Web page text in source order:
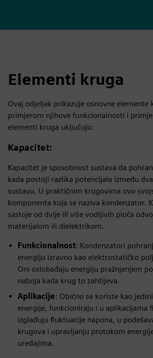
Elementi kruga
Ovaj odjeljak prikazuje osnovne elemente
primjerom njihove funkcionalnosti i
elementi kruga uključuju:
Kapacitet:
Kapacitet je sposobnost sustava da
kada postoji razlika potencijala između
sustavu. U praktičnim krugovima ovo
komponenta koja se naziva kondenzator.
sastoje od dvije ili više vodljivih ploča
materijalom ili dielektrikom.
Funkcionalnost: Kondenzatori
energiju izravno kao elektrostatičko
Oni oslobađaju energiju pražnjenjem
naboja kada krug to zahtijeva.
Aplikacije: Obično se koriste kao
energije, funkcioniraju i u aplikacijama
izglađuju fluktuacije napona, u
krugova i upravljanju protokom
uređajima.